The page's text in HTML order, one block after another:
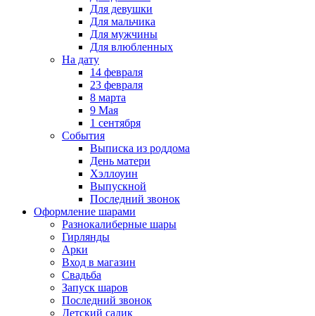
Для девушки
Для мальчика
Для мужчины
Для влюбленных
На дату
14 февраля
23 февраля
8 марта
9 Мая
1 сентября
События
Выписка из роддома
День матери
Хэллоуин
Выпускной
Последний звонок
Оформление шарами
Разнокалиберные шары
Гирлянды
Арки
Вход в магазин
Свадьба
Запуск шаров
Последний звонок
Детский садик